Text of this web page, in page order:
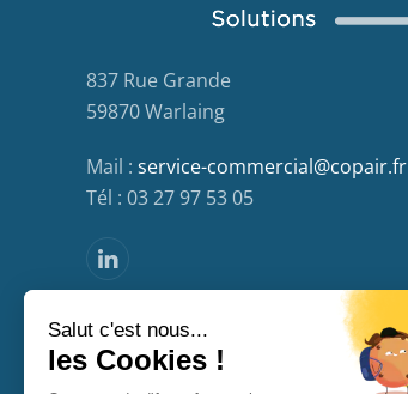
837 Rue Grande
59870 Warlaing
Mail : service-commercial@copair.fr
Tél : 03 27 97 53 05